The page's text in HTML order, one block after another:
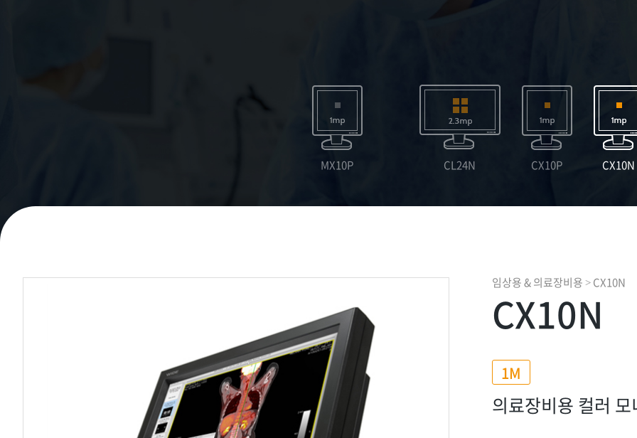
MX10P CL24N CX10P CX10N
임상용 & 의료장비용 > CX10N
CX10N
1M
의료장비용 컬러